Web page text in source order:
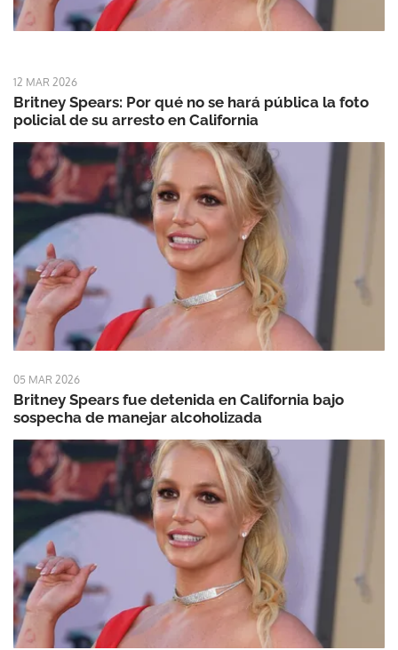
12 MAR 2026
Britney Spears: Por qué no se hará pública la foto
policial de su arresto en California
05 MAR 2026
Britney Spears fue detenida en California bajo
sospecha de manejar alcoholizada